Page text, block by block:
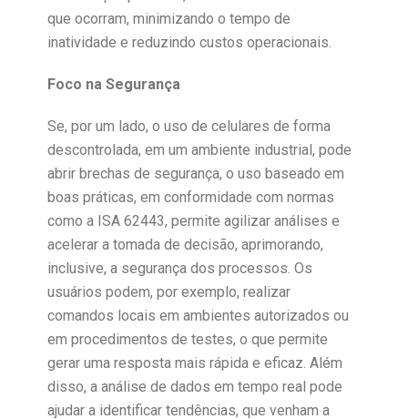
que ocorram, minimizando o tempo de
inatividade e reduzindo custos operacionais.
Foco na Segurança
Se, por um lado, o uso de celulares de forma
descontrolada, em um ambiente industrial, pode
abrir brechas de segurança, o uso baseado em
boas práticas, em conformidade com normas
como a ISA 62443, permite agilizar análises e
acelerar a tomada de decisão, aprimorando,
inclusive, a segurança dos processos. Os
usuários podem, por exemplo, realizar
comandos locais em ambientes autorizados ou
em procedimentos de testes, o que permite
gerar uma resposta mais rápida e eficaz. Além
disso, a análise de dados em tempo real pode
ajudar a identificar tendências, que venham a